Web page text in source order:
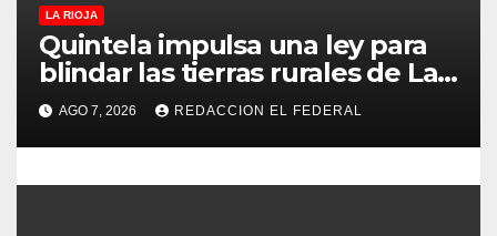
n
t
r
LA RIOJA
Quintela impulsa una ley para
blindar las tierras rurales de La
Rioja: cuáles son los principales
puntos
AGO 7, 2026 REDACCION EL FEDERAL